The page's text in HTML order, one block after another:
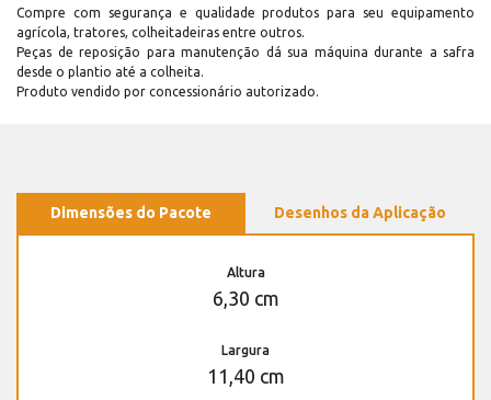
Compre com segurança e qualidade produtos para seu equipamento
agrícola, tratores, colheitadeiras entre outros.
Peças de reposição para manutenção dá sua máquina durante a safra
desde o plantio até a colheita.
Produto vendido por concessionário autorizado.
Dimensões do Pacote Desenhos da Aplicação
Altura
6,30 cm
Largura
11,40 cm